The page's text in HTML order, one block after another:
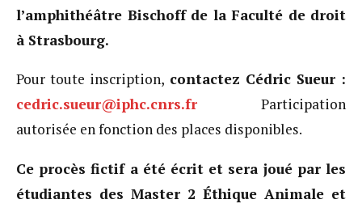
l’amphithéâtre Bischoff de la Faculté de droit
à Strasbourg.
Pour toute inscription, contactez Cédric Sueur :
cedric.sueur@iphc.cnrs.fr Participation
autorisée en fonction des places disponibles.
Ce procès fictif a été écrit et sera joué par les
étudiantes des Master 2 Éthique Animale et